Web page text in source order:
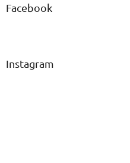
Facebook
Instagram